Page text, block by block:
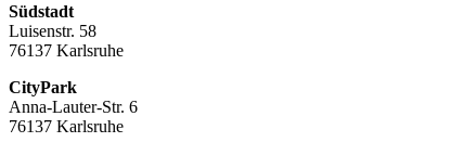
Südstadt
Luisenstr. 58
76137 Karlsruhe
CityPark
Anna-Lauter-Str. 6
76137 Karlsruhe